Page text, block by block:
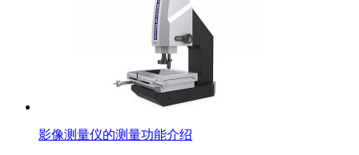
影像测量仪的测量功能介绍